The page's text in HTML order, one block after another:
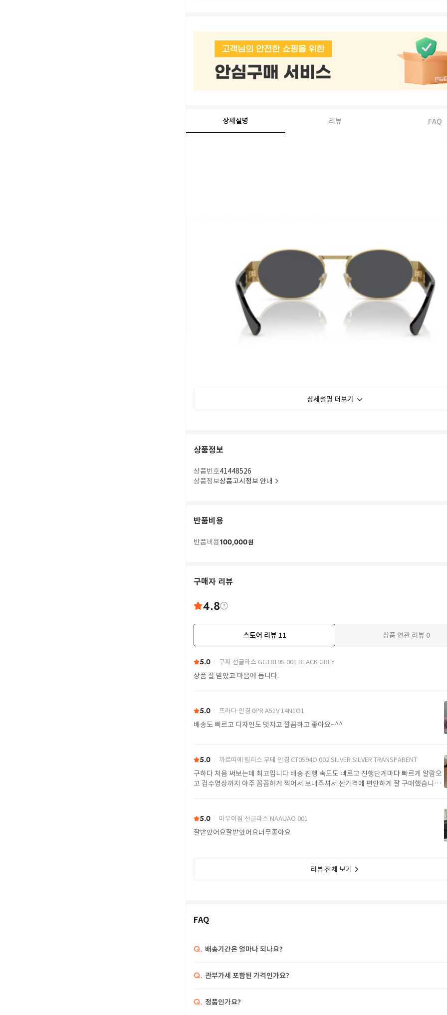
상세설명 리뷰 FAQ
상세설명 더보기
상품정보
상품번호41448526
상품정보상품고시정보 안내
반품비용
반품비용100,000원
구매자 리뷰
4.8
스토어 리뷰 11 상품 연관 리뷰 0
5.0 구찌 선글라스 GG1819S 001 BLACK GREY
상품 잘 받았고 마음에 듭니다.
5.0 프라다 안경 0PR A51V 14N1O1
배송도 빠르고 디자인도 멋지고 깔끔하고 좋아요~^^
5.0 까르띠에 림리스 무테 안경 CT0594O 002 SILVER SILVER TRANSPARENT
구하다 처음 써보는데 최고입니다 배송 진행 속도도 빠르고 진행단계마다 빠르게 알람오
고 검수영상까지 아주 꼼꼼하게 찍어서 보내주셔서 싼가격에 편안하게 잘 구매했습니다.
5.0 마우이짐 선글라스 NAAUAO 001
잘받았어요잘받았어요너무좋아요
리뷰 전체 보기
FAQ
Q. 배송기간은 얼마나 되나요?
Q. 관부가세 포함된 가격인가요?
Q. 정품인가요?